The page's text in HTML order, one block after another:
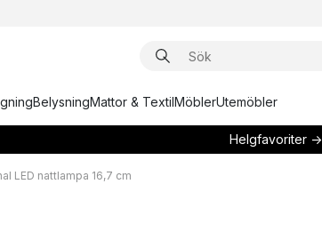
BelysningMattor & TextilMöblerUtemöbler
Helgfavoriter →
LED nattlampa 16,7 cm